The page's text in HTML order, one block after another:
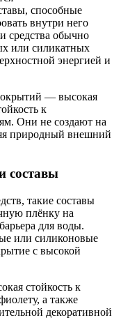
способные
внутри него
средства обычно
или силикатных
энергией и
— высокая
к
Они не создают на
природный внешний
составы
такие составы
плёнку на
для воды.
или силиконовые
с высокой
стойкость к
а также
декоративной